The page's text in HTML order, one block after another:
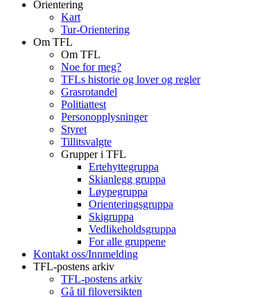
Orientering
Kart
Tur-Orientering
Om TFL
Om TFL
Noe for meg?
TFLs historie og lover og regler
Grasrotandel
Politiattest
Personopplysninger
Styret
Tillitsvalgte
Grupper i TFL
Ertehyttegruppa
Skianlegg gruppa
Løypegruppa
Orienteringsgruppa
Skigruppa
Vedlikeholdsgruppa
For alle gruppene
Kontakt oss/Innmelding
TFL-postens arkiv
TFL-postens arkiv
Gå til filoversikten